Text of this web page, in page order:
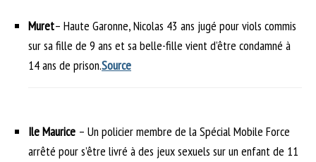
Muret– Haute Garonne, Nicolas 43 ans jugé pour viols commis
sur sa fille de 9 ans et sa belle-fille vient d’être condamné à
14 ans de prison.Source
Ile Maurice – Un policier membre de la Spécial Mobile Force
arrêté pour s’être livré à des jeux sexuels sur un enfant de 11